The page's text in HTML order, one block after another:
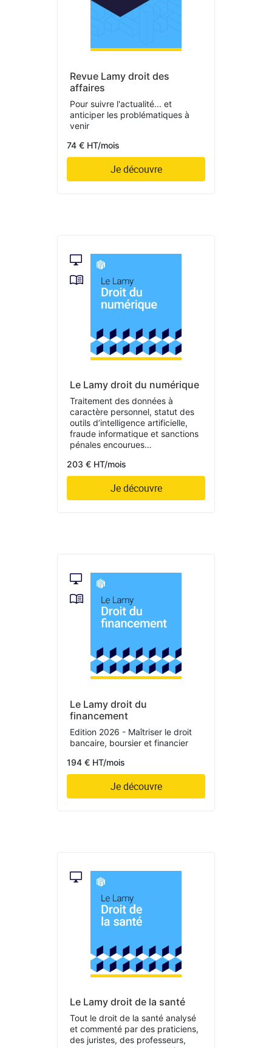
Revue Lamy droit des
affaires
Pour suivre l'actualité... et
anticiper les problématiques à
venir
74 € HT/mois
Je découvre
Le Lamy droit du numérique
Traitement des données à
caractère personnel, statut des
outils d’intelligence artificielle,
fraude informatique et sanctions
pénales encourues…
203 € HT/mois
Je découvre
Le Lamy droit du
financement
Edition 2026 - Maîtriser le droit
bancaire, boursier et financier
194 € HT/mois
Je découvre
Le Lamy droit de la santé
Tout le droit de la santé analysé
et commenté par des praticiens,
des juristes, des professeurs,